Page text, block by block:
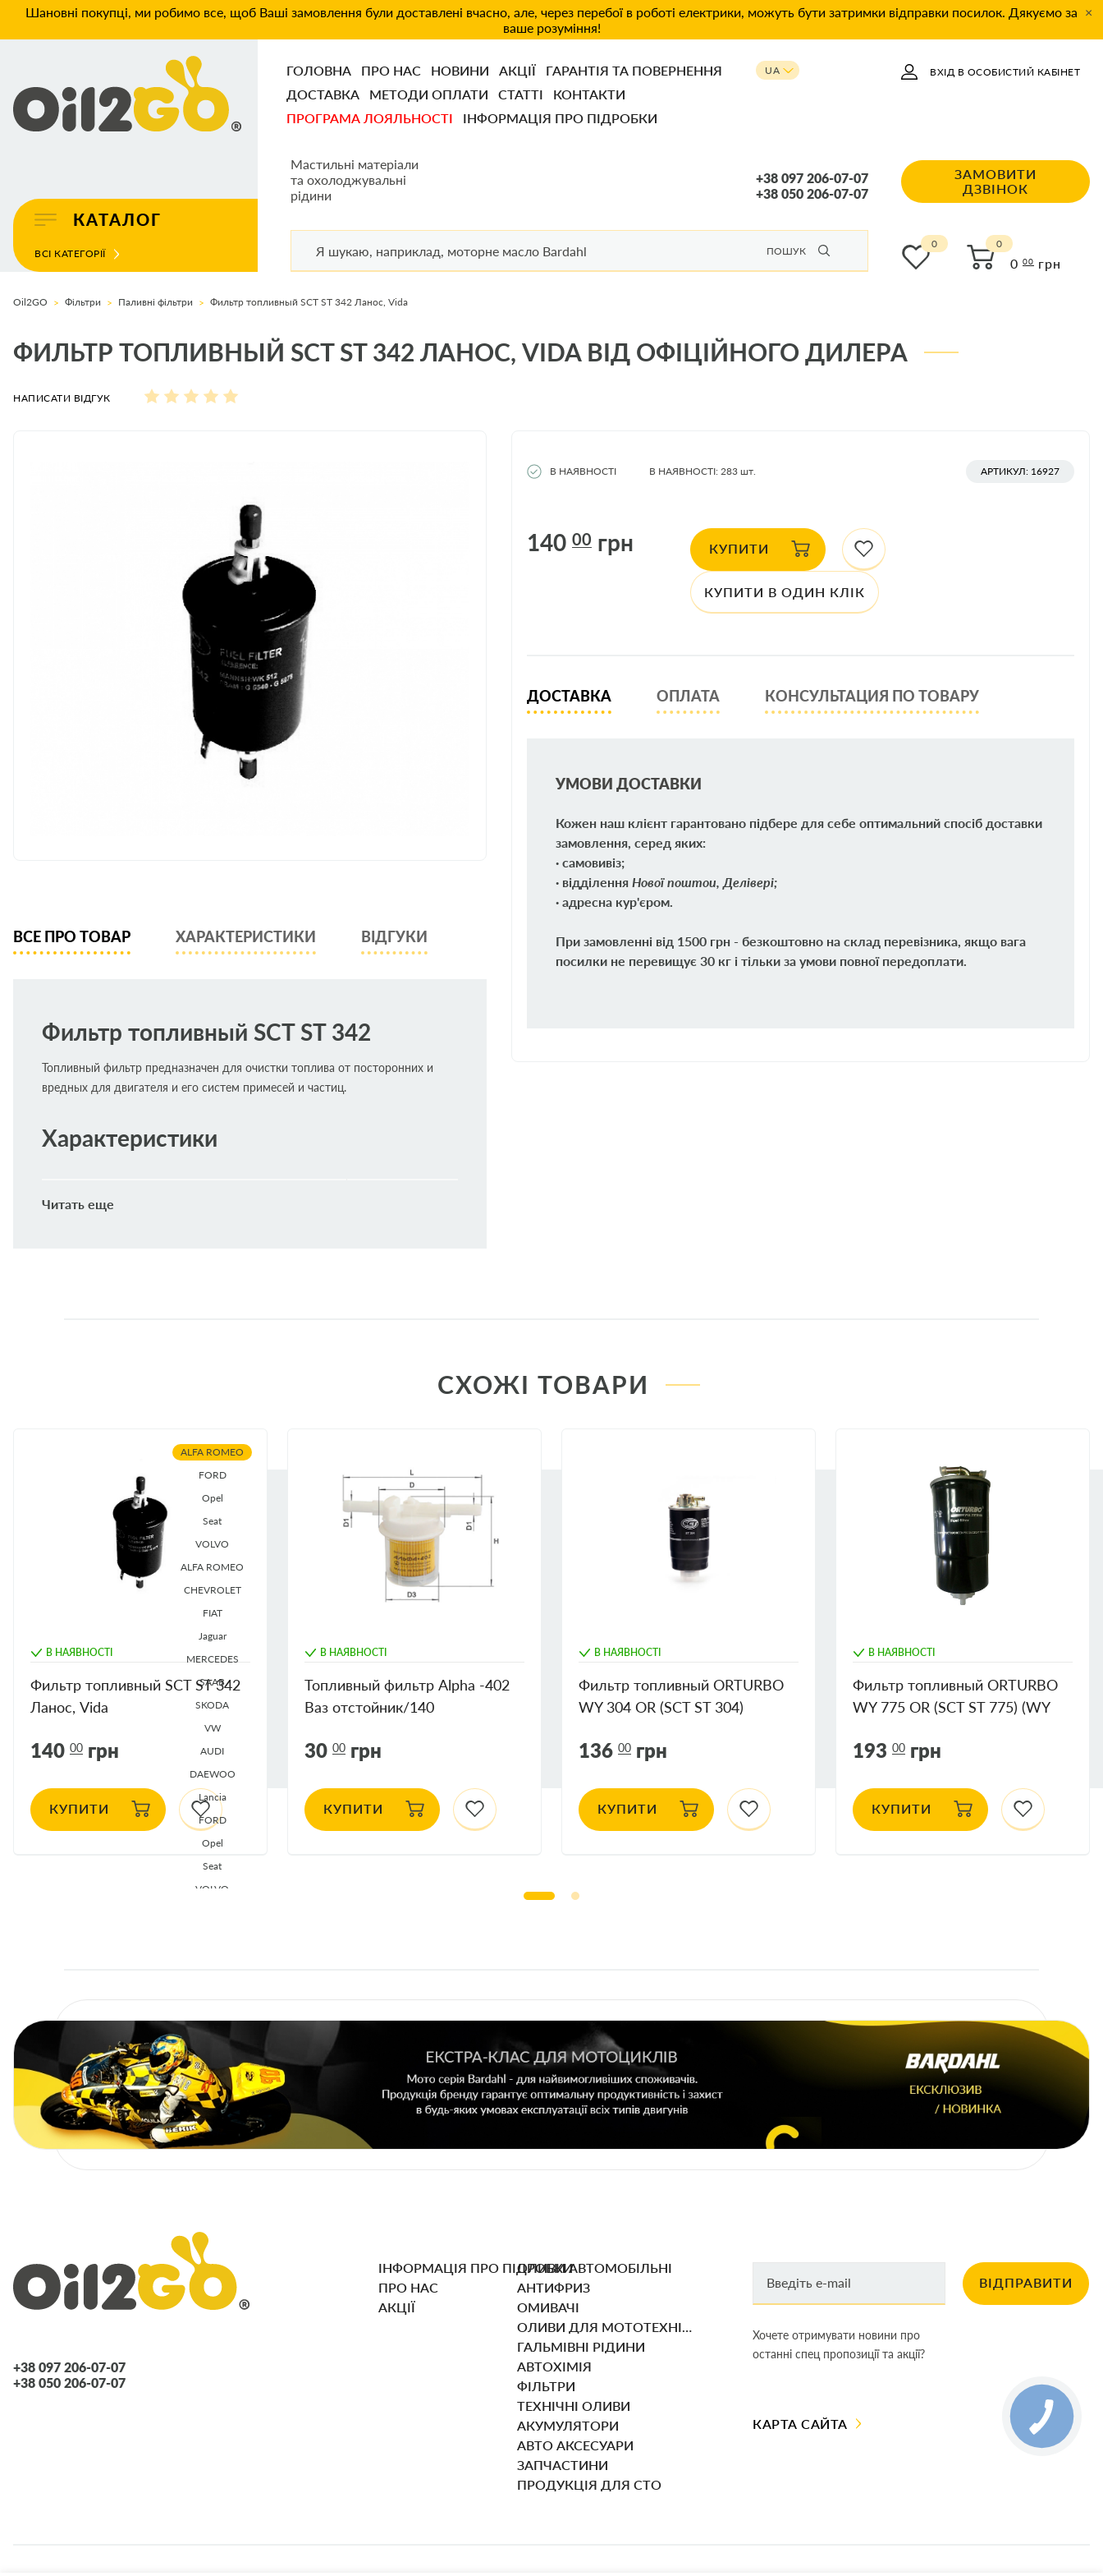
Шановні покупці, ми робимо все, щоб Ваші замовлення були доставлені вчасно, але, через перебої в роботі електрики, можуть бути затримки відправки посилок. Дякуємо за
ваше розуміння!
×
КАТАЛОГ
ВСІ КАТЕГОРІЇ
ГОЛОВНА ПРО НАС НОВИНИ АКЦІЇ
ГАРАНТІЯ ТА ПОВЕРНЕННЯ
ДОСТАВКА
МЕТОДИ ОПЛАТИ СТАТТІ
КОНТАКТИ
ПРОГРАМА ЛОЯЛЬНОСТІ
ІНФОРМАЦІЯ ПРО ПІДРОБКИ
Мастильні матеріали
та охолоджувальні
рідини
UA
+38 097 206-07-07
+38 050 206-07-07
ПОШУК
ВХІД В ОСОБИСТИЙ КАБІНЕТ
ЗАМОВИТИ
ДЗВІНОК
0
0 00 грн
Oil2GO Фільтри Паливні фільтри Фильтр топливный SCT ST 342 Ланос, Vida
ФИЛЬТР ТОПЛИВНЫЙ SCT ST 342 ЛАНОС, VIDA ВІД ОФІЦІЙНОГО ДИЛЕРА
НАПИСАТИ ВІДГУК
ВСЕ ПРО ТОВАР ХАРАКТЕРИСТИКИ ВІДГУКИ
Фильтр топливный SCT ST 342
Топливный фильтр предназначен для очистки топлива от посторонних и
вредных для двигателя и его систем примесей и частиц.
Характеристики
LANCIA
MERCEDES-BENZ
OPEL
VW
Читать еще
В НАЯВНОСТІ В НАЯВНОСТІ: 283 шт. АРТИКУЛ: 16927
140 00 грн КУПИТИ
КУПИТИ В ОДИН КЛІК
ДОСТАВКА ОПЛАТА КОНСУЛЬТАЦИЯ ПО ТОВАРУ
УМОВИ ДОСТАВКИ
Кожен наш клієнт гарантовано підбере для себе оптимальний спосіб доставки
замовлення, серед яких:
· самовивіз;
· відділення Нової поштои, Делівері;
· адресна кур'єром.
При замовленні від 1500 грн - безкоштовно на склад перевізника, якщо вага
посилки не перевищує 30 кг і тільки за умови повної передоплати.
СХОЖІ ТОВАРИ
В НАЯВНОСТІ
ALFA ROMEO
FORD
Opel
Seat
VOLVO
ALFA ROMEO
CHEVROLET
FIAT
Jaguar
MERCEDES
SAAB
SKODA
VW
AUDI
DAEWOO
Lancia
FORD
Opel
Seat
VOLVO
SAAB
VW
AUDI
DAEWOO
Lancia
FORD
Lancia
Opel
Фильтр топливный SCT ST 342
Ланос, Vida
140 00 грн
КУПИТИ
В НАЯВНОСТІ
Топливный фильтр Alpha -402
Ваз отстойник/140
30 00 грн
КУПИТИ
В НАЯВНОСТІ
Фильтр топливный ORTURBO
WY 304 OR (SCT ST 304)
136 00 грн
КУПИТИ
В НАЯВНОСТІ
Фильтр топливный ORTURBO
WY 775 OR (SCT ST 775) (WY
193 00 грн
КУПИТИ
+38 097 206-07-07
+38 050 206-07-07
ІНФОРМАЦІЯ ПРО ПІДРОБКИ
ПРО НАС
АКЦІЇ
ОЛИВИ АВТОМОБІЛЬНІ
АНТИФРИЗ
ОМИВАЧІ
ОЛИВИ ДЛЯ МОТОТЕХНІКИ
ГАЛЬМІВНІ РІДИНИ
АВТОХІМІЯ
ФІЛЬТРИ
ТЕХНІЧНІ ОЛИВИ
АКУМУЛЯТОРИ
АВТО АКСЕСУАРИ
ЗАПЧАСТИНИ
ПРОДУКЦІЯ ДЛЯ СТО
ВІДПРАВИТИ
Хочете отримувати новини про
останні спец пропозиції та акції?
КАРТА САЙТА